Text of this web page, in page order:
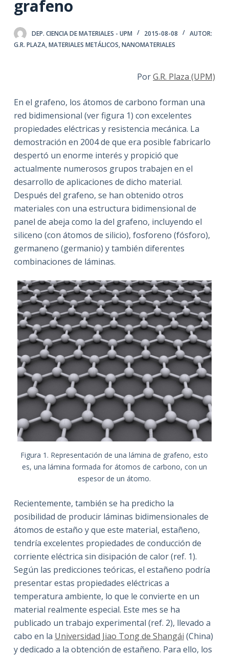
grafeno
DEP. CIENCIA DE MATERIALES - UPM 2015-08-08
AUTOR:
G.R. PLAZA,MATERIALES METÁLICOS,NANOMATERIALES
PorG.R. Plaza (UPM)
En el grafeno, los átomos de carbono forman una
red bidimensional (ver figura 1) con excelentes
propiedades eléctricas y resistencia mecánica. La
demostración en 2004 de que era posible fabricarlo
despertó un enorme interés y propició que
actualmente numerosos grupos trabajen en el
desarrollo de aplicaciones de dicho material.
Después del grafeno, se han obtenido otros
materiales con una estructura bidimensional de
panel de abeja como la del grafeno, incluyendo el
siliceno (con átomos de silicio), fosforeno (fósforo),
germaneno (germanio) y también diferentes
combinaciones de láminas.
Figura 1. Representación de una lámina de grafeno, esto
es, una lámina formada for átomos de carbono, con un
espesor de un átomo.
Recientemente, también se ha predicho la
posibilidad de producir láminas bidimensionales de
átomos de estaño y que este material, estañeno,
tendría excelentes propiedades de conducción de
corriente eléctrica sin disipación de calor (ref. 1).
Según las predicciones teóricas, el estañeno podría
presentar estas propiedades eléctricas a
temperatura ambiente, lo que le convierte en un
material realmente especial. Este mes se ha
publicado un trabajo experimental (ref. 2), llevado a
cabo en la Universidad Jiao Tong de Shangái (China)
y dedicado a la obtención de estañeno. Para ello, los